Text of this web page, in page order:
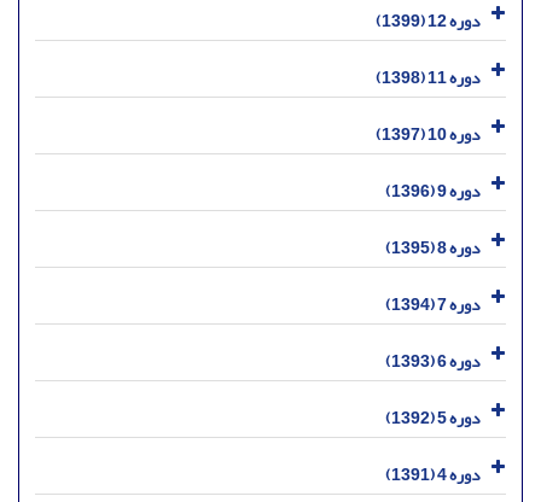
دوره 12 (1399)
دوره 11 (1398)
دوره 10 (1397)
دوره 9 (1396)
دوره 8 (1395)
دوره 7 (1394)
دوره 6 (1393)
دوره 5 (1392)
دوره 4 (1391)